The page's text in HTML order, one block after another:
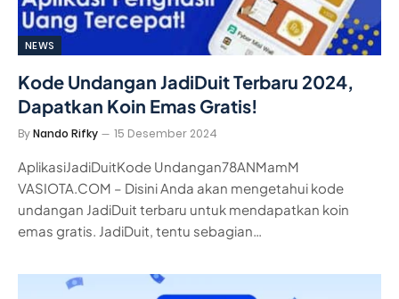
NEWS
Kode Undangan JadiDuit Terbaru 2024,
Dapatkan Koin Emas Gratis!
ByNando Rifky 15 Desember 2024
AplikasiJadiDuitKode Undangan78ANMamM
VASIOTA.COM – Disini Anda akan mengetahui kode
undangan JadiDuit terbaru untuk mendapatkan koin
emas gratis. JadiDuit, tentu sebagian…